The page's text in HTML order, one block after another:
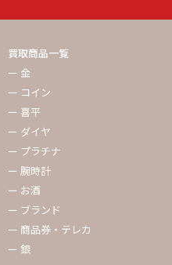
買取商品一覧
ー 金
ー コイン
ー 喜平
ー ダイヤ
ー プラチナ
ー 腕時計
ー お酒
ー ブランド
ー 商品券・テレカ
ー 銀